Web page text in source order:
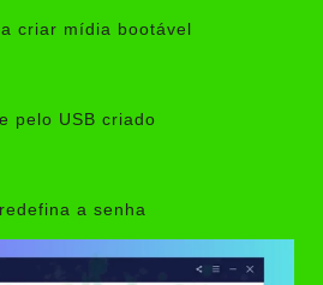
criar mídia bootável
pelo USB criado
a senha